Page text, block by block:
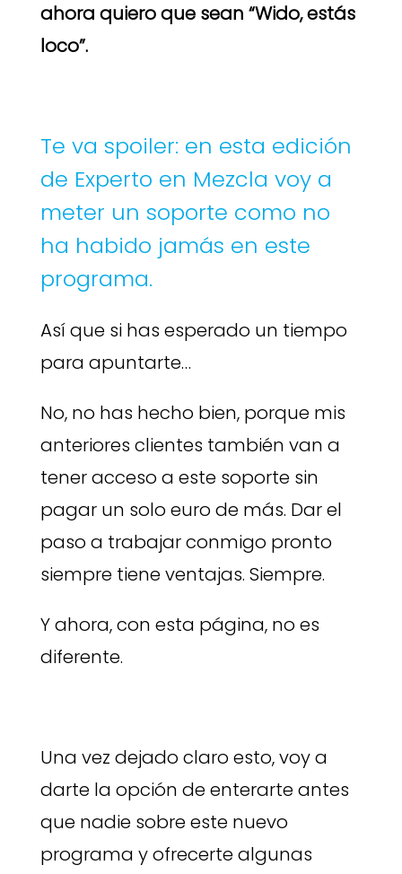
ahora quiero que sean “Wido, estás
loco”.
Te va spoiler: en esta edición
de Experto en Mezcla voy a
meter un soporte como no
ha habido jamás en este
programa.
Así que si has esperado un tiempo
para apuntarte…
No, no has hecho bien, porque mis
anteriores clientes también van a
tener acceso a este soporte sin
pagar un solo euro de más. Dar el
paso a trabajar conmigo pronto
siempre tiene ventajas. Siempre.
Y ahora, con esta página, no es
diferente.
Una vez dejado claro esto, voy a
darte la opción de enterarte antes
que nadie sobre este nuevo
programa y ofrecerte algunas